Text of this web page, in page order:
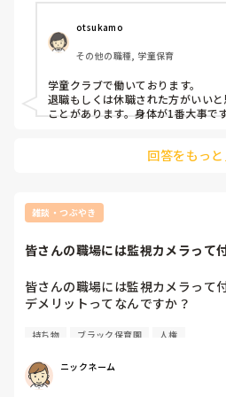
otsukamo
その他の職種, 学童保育
学童クラブで働いております。
退職もしくは休職された方がいい
ことがあります。身体が1番大事で
回答をもっと
雑談・つぶやき
皆さんの職場には監視カメラって
皆さんの職場には監視カメラって
デメリットってなんですか？
ちなみに私の所はついてないです
あと携帯電話の保管場所って何処
持ち物 ブラック保育園 人権
ニックネーム